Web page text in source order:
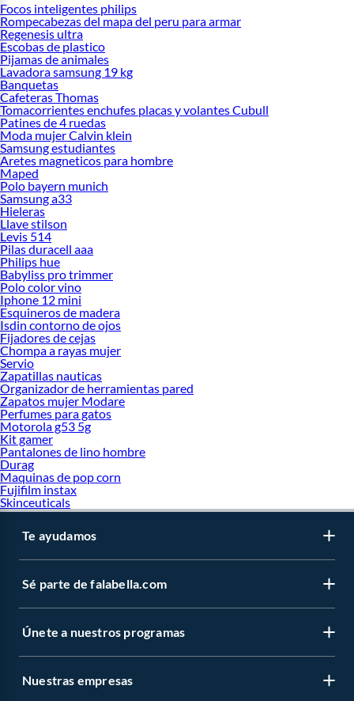
Focos inteligentes philips
Rompecabezas del mapa del peru para armar
Regenesis ultra
Escobas de plastico
Pijamas de animales
Lavadora samsung 19 kg
Banquetas
Cafeteras Thomas
Tomacorrientes enchufes placas y volantes Cubull
Patines de 4 ruedas
Moda mujer Calvin klein
Samsung estudiantes
Aretes magneticos para hombre
Maped
Polo bayern munich
Samsung a33
Hieleras
Llave stilson
Levis 514
Pilas duracell aaa
Philips hue
Babyliss pro trimmer
Polo color vino
Iphone 12 mini
Esquineros de madera
Isdin contorno de ojos
Fijadores de cejas
Chompa a rayas mujer
Servio
Zapatillas nauticas
Organizador de herramientas pared
Zapatos mujer Modare
Perfumes para gatos
Motorola g53 5g
Kit gamer
Pantalones de lino hombre
Durag
Maquinas de pop corn
Fujifilm instax
Skinceuticals
Te ayudamos
Sé parte de falabella.com
Únete a nuestros programas
Nuestras empresas